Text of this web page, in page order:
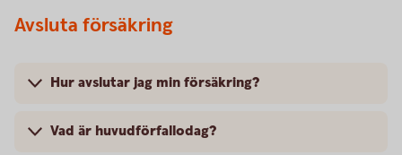
Avsluta försäkring
Hur avslutar jag min försäkring?
Vad är huvudförfallodag?